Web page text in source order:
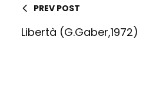
PREV POST
Libertà (G.Gaber,1972)